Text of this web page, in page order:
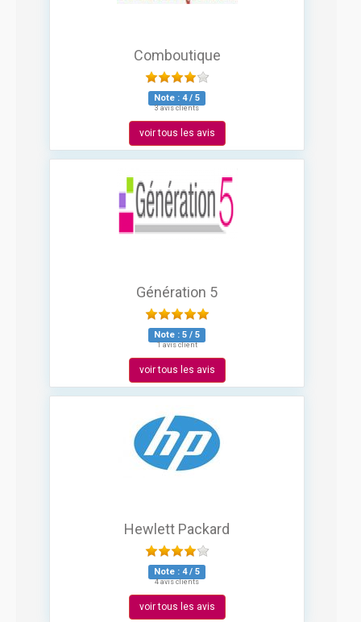
Comboutique
Note : 4/ 5
3 avis clients
voir tous les avis
Génération 5
Note : 5 / 5
1 avis client
voir tous les avis
Hewlett Packard
Note : 4/ 5
4 avis clients
voir tous les avis